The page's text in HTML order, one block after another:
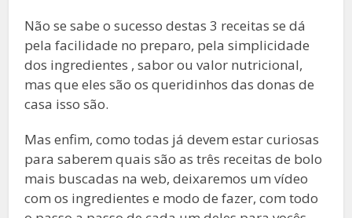
Não se sabe o sucesso destas 3 receitas se dá
pela facilidade no preparo, pela simplicidade
dos ingredientes , sabor ou valor nutricional,
mas que eles são os queridinhos das donas de
casa isso são.
Mas enfim, como todas já devem estar curiosas
para saberem quais são as três receitas de bolo
mais buscadas na web, deixaremos um vídeo
com os ingredientes e modo de fazer, com todo